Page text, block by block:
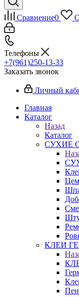
Сравнение0
Телефоны
+7(961)250-13-33
Заказать звонок
Личный
Главная
Каталог
Назад
Каталог
СУХИЕ
КЛЕИ